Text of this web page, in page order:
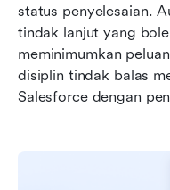
status penyelesaian.
tindak lanjut yang
meminimumkan
disiplin tindak balas
Salesforce dengan